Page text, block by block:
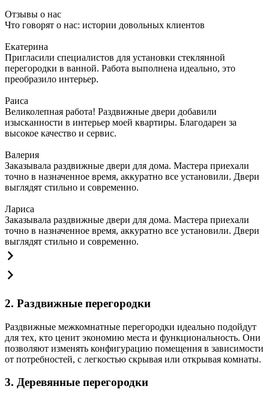
Отзывы о нас
Что говорят о нас: истории довольных клиентов
Екатерина
Пригласили специалистов для установки стеклянной
перегородки в ванной. Работа выполнена идеально, это
преобразило интерьер.
Раиса
Великолепная работа! Раздвижные двери добавили
изысканности в интерьер моей квартиры. Благодарен за
высокое качество и сервис.
Валерия
Заказывала раздвижные двери для дома. Мастера приехали
точно в назначенное время, аккуратно все установили. Двери
выглядят стильно и современно.
Лариса
Заказывала раздвижные двери для дома. Мастера приехали
точно в назначенное время, аккуратно все установили. Двери
выглядят стильно и современно.
2. Раздвижные перегородки
Раздвижные межкомнатные перегородки идеально подойдут
для тех, кто ценит экономию места и функциональность. Они
позволяют изменять конфигурацию помещения в зависимости
от потребностей, с легкостью скрывая или открывая комнаты.
3. Деревянные перегородки